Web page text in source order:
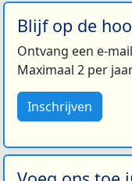
Blijf op de
Ontvang een e-
Maximaal 2 per
Inschrijven